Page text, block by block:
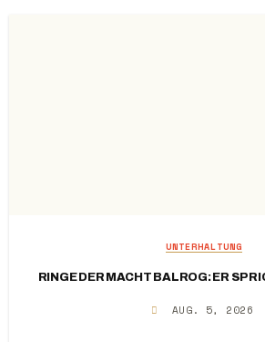
UNTERHALTUNG
RINGE DER MACHT BALROG: ER
AUG. 5, 2026